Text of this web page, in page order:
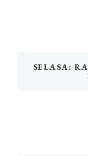
SELASA: